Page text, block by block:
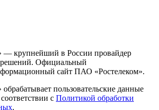
— крупнейший в России провайдер
Официальный
сайт ПАО «Ростелеком».
пользовательские данные
с Политикой обработки
.